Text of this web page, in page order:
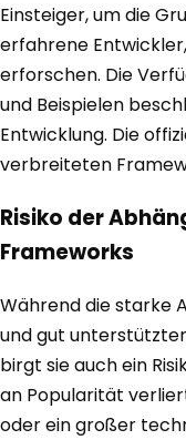
Einsteiger, um die
erfahrene
erforschen. Die
und Beispielen
Entwicklung. Die
verbreiteten
Risiko der
Frameworks
Während die starke
und gut
birgt sie auch ein
an Popularität
oder ein großer